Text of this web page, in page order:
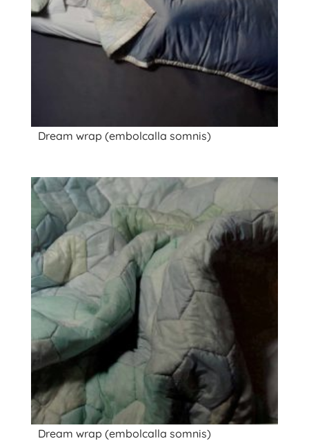
Dream wrap (embolcalla somnis)
Dream wrap (embolcalla somnis)